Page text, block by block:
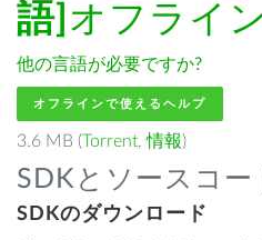
語] オフライ
他の言語が必要ですか?
オフラインで使えるヘルプ
3.6 MB (Torrent,情報)
SDKとソースコー
SDKのダウンロード